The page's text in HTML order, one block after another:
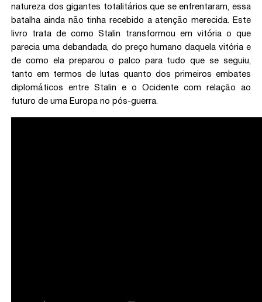
natureza dos gigantes totalitários que se enfrentaram, essa
batalha ainda não tinha recebido a atenção merecida. Este
livro trata de como Stalin transformou em vitória o que
parecia uma debandada, do preço humano daquela vitória e
de como ela preparou o palco para tudo que se seguiu,
tanto em termos de lutas quanto dos primeiros embates
diplomáticos entre Stalin e o Ocidente com relação ao
futuro de uma Europa no pós-guerra.